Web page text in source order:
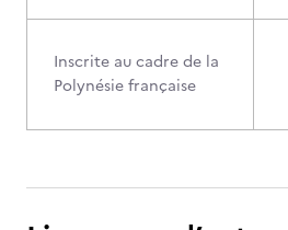
Inscrite au cadre de la
Polynésie française